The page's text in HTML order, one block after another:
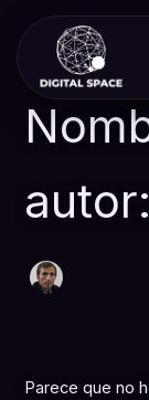
contenido
Parece que no
por: